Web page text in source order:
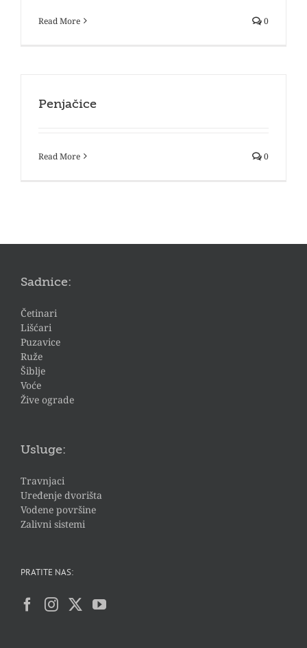
Read More 0
Penjačice
Read More 0
Sadnice:
Četinari
Lišćari
Puzavice
Ruže
Šiblje
Voće
Žive ograde
Usluge:
Travnjaci
Uređenje dvorišta
Vodene površine
Zalivni sistemi
PRATITE NAS: